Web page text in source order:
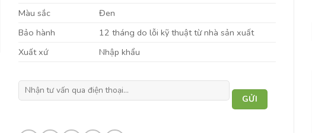
Màu sắc
Đen
Bảo hành
12 tháng do lỗi kỹ thuật từ nhà sản xuất
Xuất xứ
Nhập khẩu